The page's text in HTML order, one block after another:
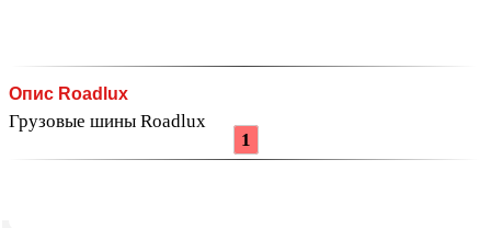
Опис Roadlux
Грузовые шины Roadlux
1